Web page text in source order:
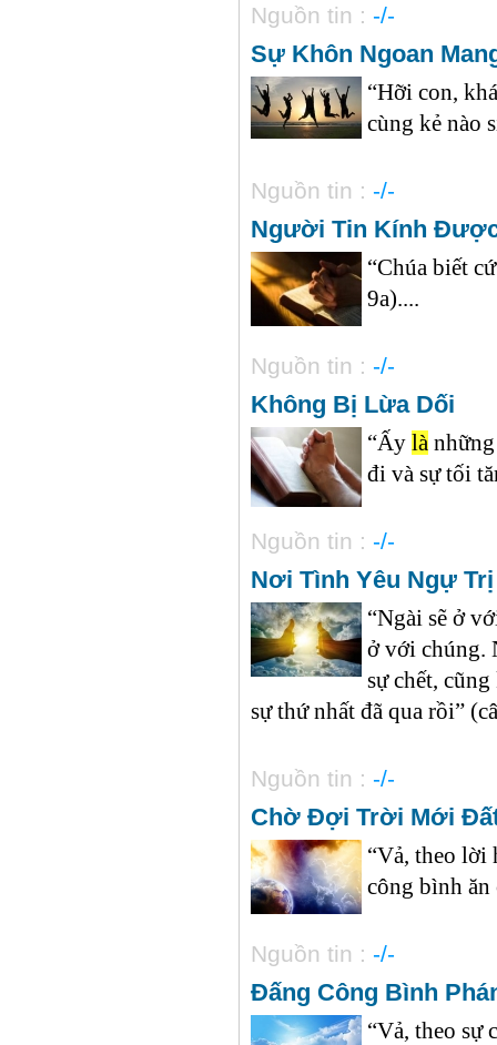
Nguồn tin : -/-
Sự Khôn Ngoan
“Hỡi con,
cùng kẻ nào
Nguồn tin : -/-
Người Tin Kính
“Chúa biết
9a)....
Nguồn tin : -/-
Không Bị Lừa Dối
“Ấy là
đi và sự tối
Nguồn tin : -/-
Nơi Tình Yêu Ngự
“Ngài sẽ ở
ở với chúng.
sự chết,
sự thứ nhất đã qua rồi”
Nguồn tin : -/-
Chờ Đợi Trời Mới
“Vả, theo lời
công bình ăn
Nguồn tin : -/-
Đấng Công Bình
“Vả, theo